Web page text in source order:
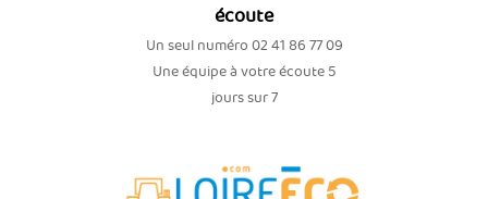
écoute
Un seul numéro 02 41 86 77 09
Une équipe à votre écoute 5
jours sur 7